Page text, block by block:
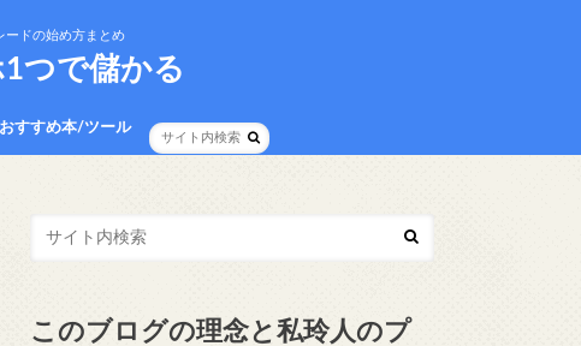
ードの始め方まとめ
つで儲かる
おすすめ本/ツール
このブログの理念と私玲人のプ